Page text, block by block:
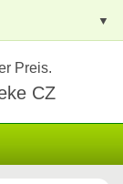
Preis.
CZ